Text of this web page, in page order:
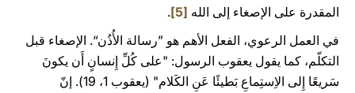
المقدرة على الإصغاء إلى الله [5]
.
في العمل الرعوي، الفعل الأهم هو ”رسالة الأُذُن“. الإصغاء قبل
التكلّم، كما يقول يعقوب الرسول: "على كُلِّ إِنسانٍ أَن يكونَ
سَريعًا إِلى الاِستِماعِ بَطيئًا عَنِ الكَلام" (يعقوب 1، 19). إنّ